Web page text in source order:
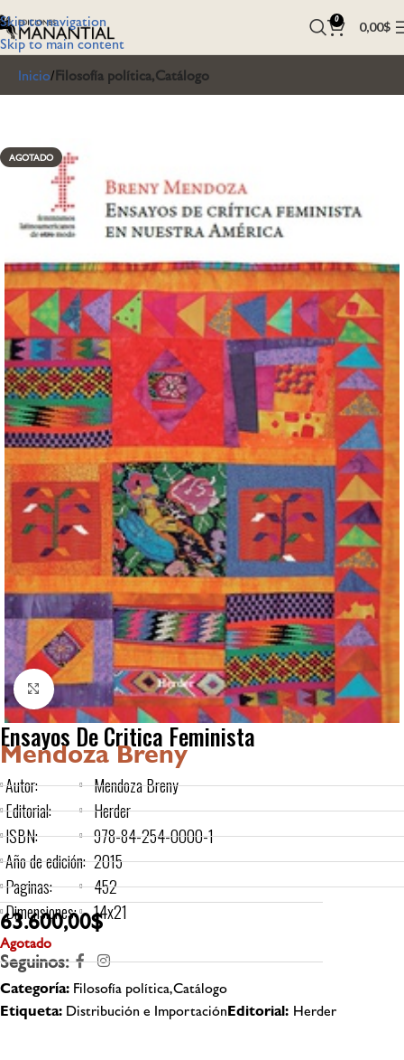
Skip to navigation
Skip to main content
0 0,00$
Inicio Filosofía política,Catálogo
AGOTADO
Click to enlarge
Ensayos De Critica Feminista
Mendoza Breny
Autor:
Editorial:
ISBN:
Año de edición:
Paginas:
Dimensiones:
Mendoza Breny
Herder
978-84-254-0000-1
2015
452
14x21
63.600,00$
Agotado
Seguinos:
Categoría: Filosofía política,Catálogo
Etiqueta: Distribución e ImportaciónEditorial: Herder